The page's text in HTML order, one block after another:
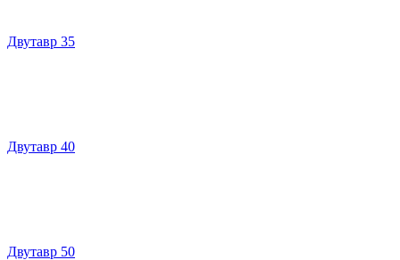
Двутавр 35
Двутавр 40
Двутавр 50